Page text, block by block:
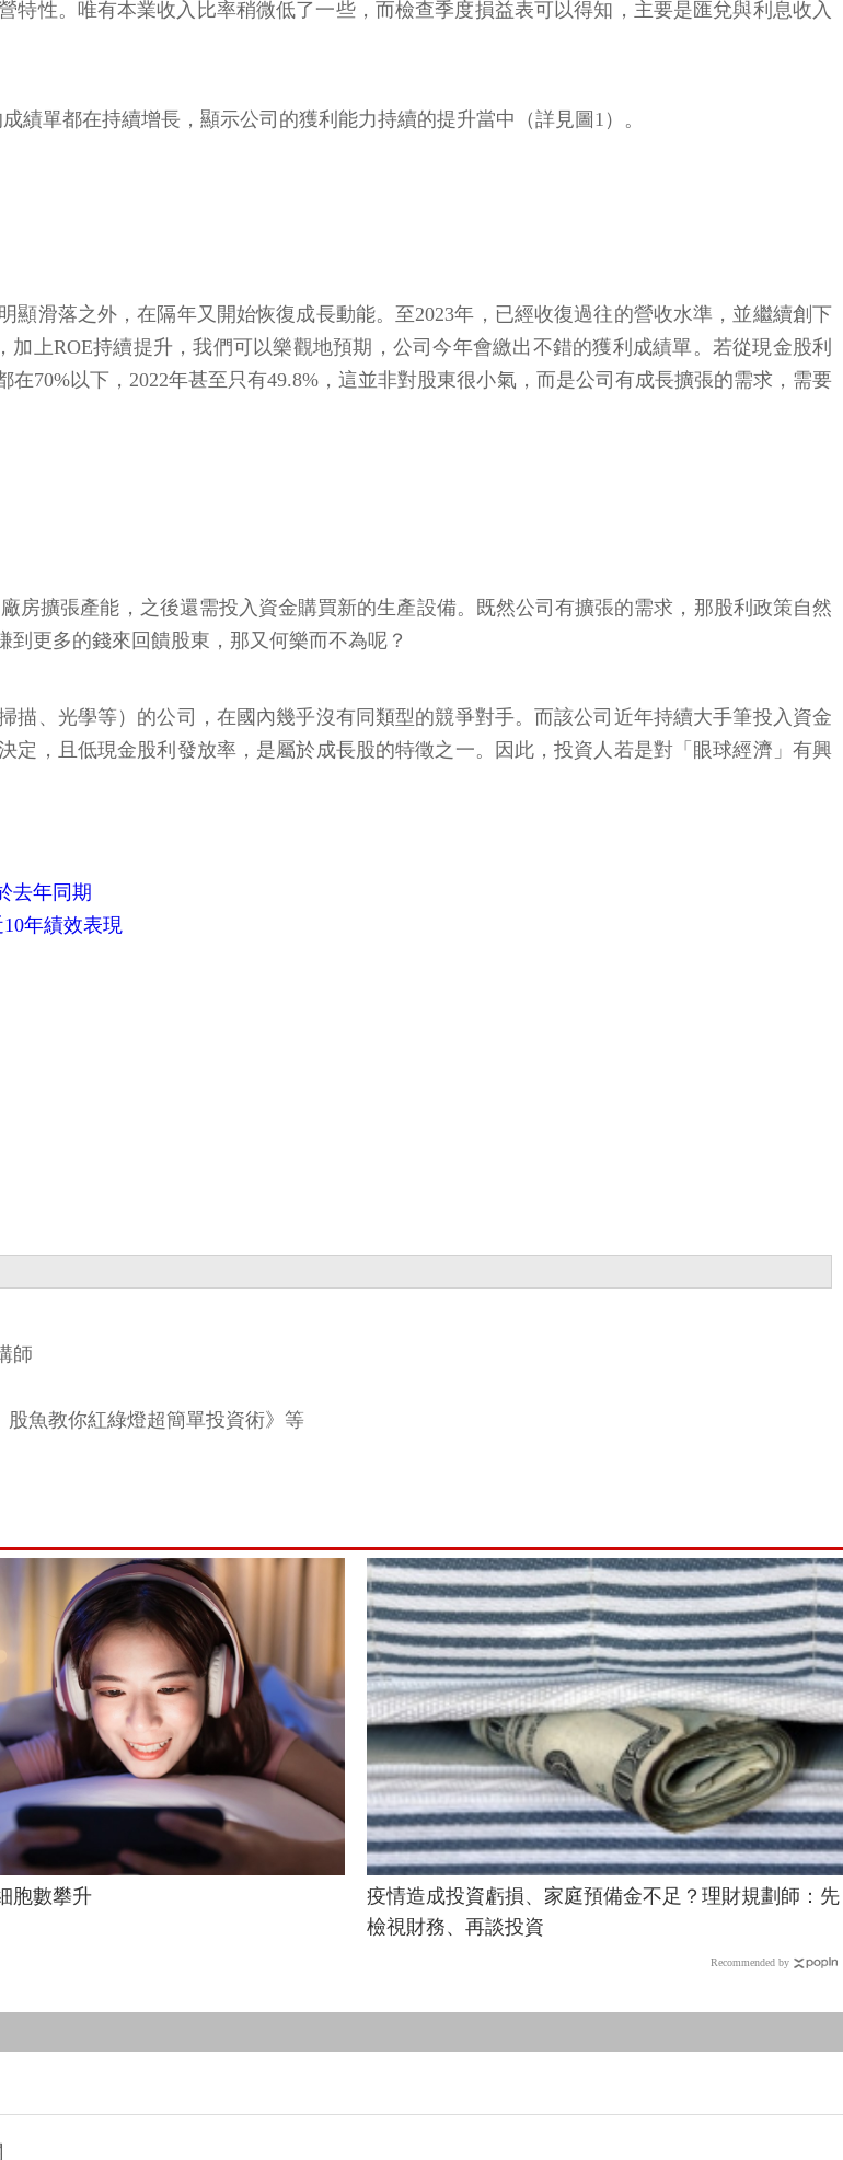
性。唯有本業收入比率稍微低了一些，而檢查季度損益表可以得知，主要是匯兌與利息收入
績單都在持續增長，顯示公司的獲利能力持續的提升當中（詳見圖1）。
滑落之外，在隔年又開始恢復成長動能。至2023年，已經收復過往的營收水準，並繼續創下
上ROE持續提升，我們可以樂觀地預期，公司今年會繳出不錯的獲利成績單。若從現金股利
70%以下，2022年甚至只有49.8%，這並非對股東很小氣，而是公司有成長擴張的需求，需要
房擴張產能，之後還需投入資金購買新的生產設備。既然公司有擴張的需求，那股利政策自然
更多的錢來回饋股東，那又何樂而不為呢？
、光學等）的公司，在國內幾乎沒有同類型的競爭對手。而該公司近年持續大手筆投入資金
，且低現金股利發放率，是屬於成長股的特徵之一。因此，投資人若是對「眼球經濟」有興
去年同期
年績效表現
師
魚教你紅綠燈超簡單投資術》等
胞數攀升
疫情造成投資虧損、家庭預備金不足？理財規劃師：先
檢視財務、再談投資
Recommended by